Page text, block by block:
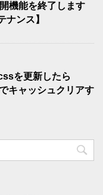
機能を終了します
ナンス】
を更新したら
キャッシュクリアす